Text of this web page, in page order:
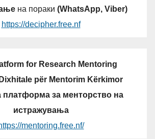
на пораки (WhatsApp, Viber)
https://decipher.free.nf
for Research Mentoring
për Mentorim Kërkimor
платформа за менторство на
истражувања
mentoring.free.nf/